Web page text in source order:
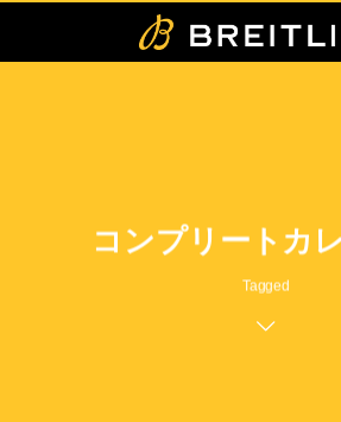
コンプリートカ
Tagged